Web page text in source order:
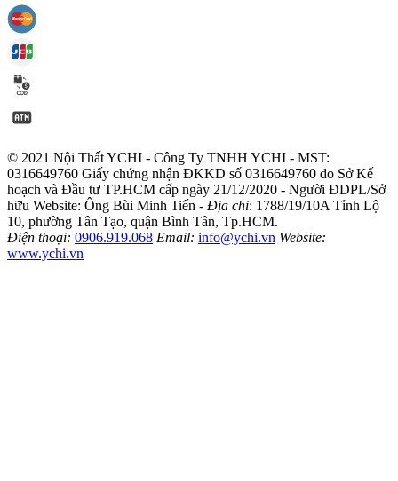
© 2021 Nội Thất YCHI - Công Ty TNHH YCHI - MST:
0316649760 Giấy chứng nhận ĐKKD số 0316649760 do Sở Kế
hoạch và Đầu tư TP.HCM cấp ngày 21/12/2020 - Người ĐDPL/Sở
hữu Website: Ông Bùi Minh Tiến - Địa chỉ: 1788/19/10A Tỉnh Lộ
10, phường Tân Tạo, quận Bình Tân, Tp.HCM.
Điện thoại: 0906.919.068 Email: info@ychi.vn Website:
www.ychi.vn